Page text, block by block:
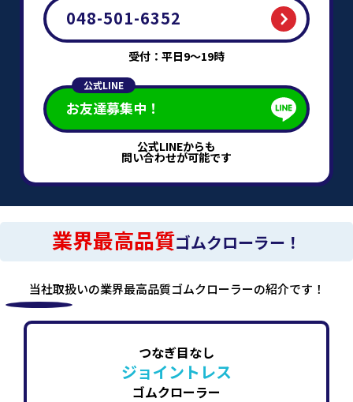
048-501-6352
受付：平日9～19時
公式LINE
お友達募集中！
公式LINEからも
問い合わせが可能です
業界最高品質ゴムクローラー！
当社取扱いの業界最高品質ゴムクローラーの紹介です！
つなぎ目なし
ジョイントレス
ゴムクローラー